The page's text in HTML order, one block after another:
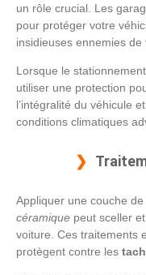
un rôle crucial. Les
pour protéger votre
insidieuses ennemies de
Lorsque le
utiliser une protection
l’intégralité du véhicule
conditions climatiques
Appliquer une couche de
céramique peut sceller
voiture. Ces traitements
protègent contre les